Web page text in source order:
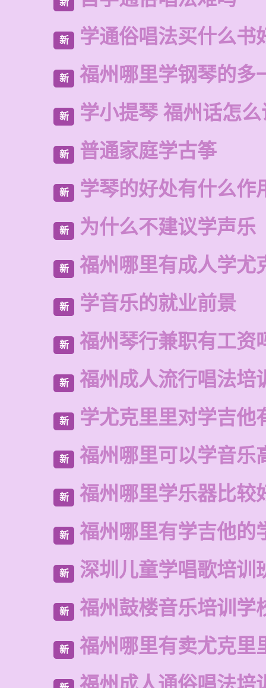
新
新 学通俗唱法买什么书
新 福州哪里学钢琴的多
新 学小提琴 福州话怎
新 普通家庭学古筝
新 学琴的好处有什么作
新 为什么不建议学声乐
新 福州哪里有成人学尤
新 学音乐的就业前景
新 福州琴行兼职有工资
新 福州成人流行唱法培
新 学尤克里里对学吉他
新 福州哪里可以学音乐
新 福州哪里学乐器比较
新 福州哪里有学吉他的
新 深圳儿童学唱歌培训
新 福州鼓楼音乐培训学
新 福州哪里有卖尤克里